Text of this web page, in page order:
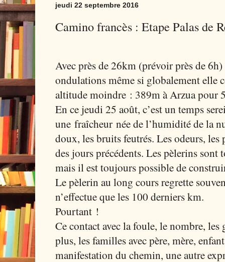
jeudi 22 septembre 2016
Camino francès : Etape Palas de
Avec près de 26km (prévoir près de 6h)
ondulations même si globalement elle
altitude moindre : 389m à Arzua pour
En ce jeudi 25 août, c’est un temps
une fraîcheur née de l’humidité de la
doux, les bruits feutrés. Les odeurs,
des jours précédents. Les pèlerins
mais il est toujours possible de
Le pèlerin au long cours regrette
n’effectue que les 100 derniers km.
Pourtant !
Ce contact avec la foule, le nombre, les
plus, les familles avec père, mère,
manifestation du chemin, une autre